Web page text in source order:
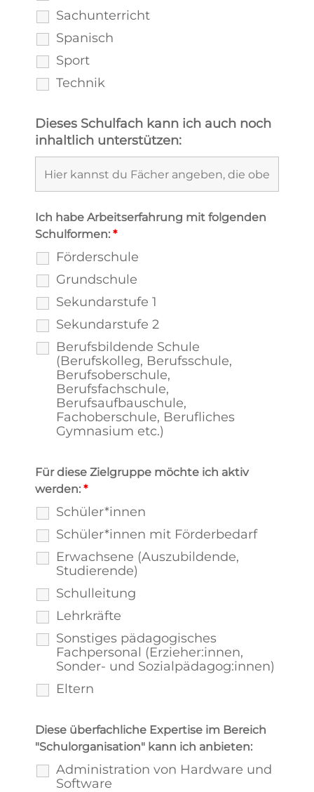
Sachunterricht
Spanisch
Sport
Technik
Dieses Schulfach kann ich auch noch
inhaltlich unterstützen:
Ich habe Arbeitserfahrung mit folgenden
Schulformen: *
Förderschule
Grundschule
Sekundarstufe 1
Sekundarstufe 2
Berufsbildende Schule
(Berufskolleg, Berufsschule,
Berufsoberschule,
Berufsfachschule,
Berufsaufbauschule,
Fachoberschule, Berufliches
Gymnasium etc.)
Für diese Zielgruppe möchte ich aktiv
werden: *
Schüler*innen
Schüler*innen mit Förderbedarf
Erwachsene (Auszubildende,
Studierende)
Schulleitung
Lehrkräfte
Sonstiges pädagogisches
Fachpersonal (Erzieher:innen,
Sonder- und Sozialpädagog:innen)
Eltern
Diese überfachliche Expertise im Bereich
"Schulorganisation" kann ich anbieten:
Administration von Hardware und
Software